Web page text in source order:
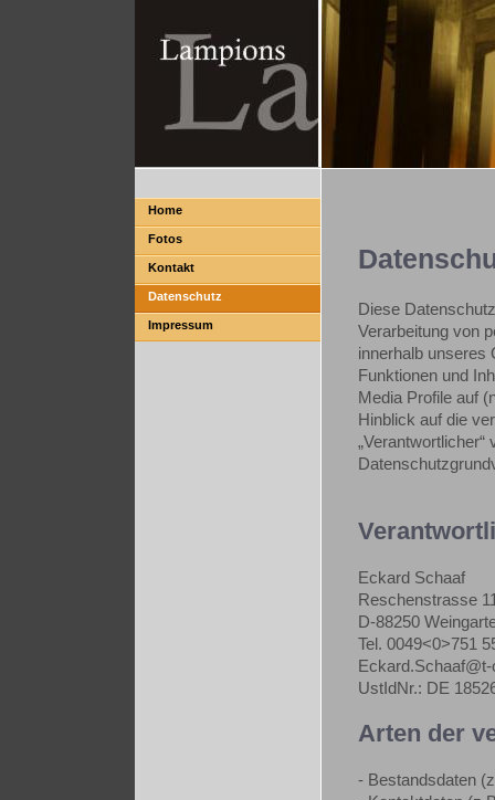
Home
Fotos
Kontakt
Datenschutz
Impressum
Diese
Verarbeitung von
innerhalb unseres
Funktionen und
Media Profile auf
Hinblick auf die
Eckard Schaaf
Reschenstrasse
D-88250
Tel. 0049<0>751
Eckard.Schaaf@t-
UstIdNr.: DE
Arten der
- Bestandsdaten